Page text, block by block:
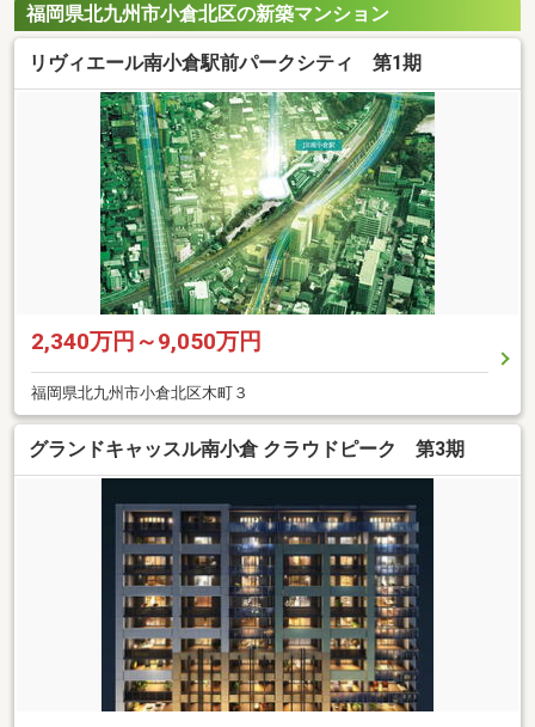
福岡県北九州市小倉北区の新築マンション
リヴィエール南小倉駅前パークシティ 第1期
2,340万円～9,050万円
福岡県北九州市小倉北区木町３
グランドキャッスル南小倉 クラウドピーク 第3期